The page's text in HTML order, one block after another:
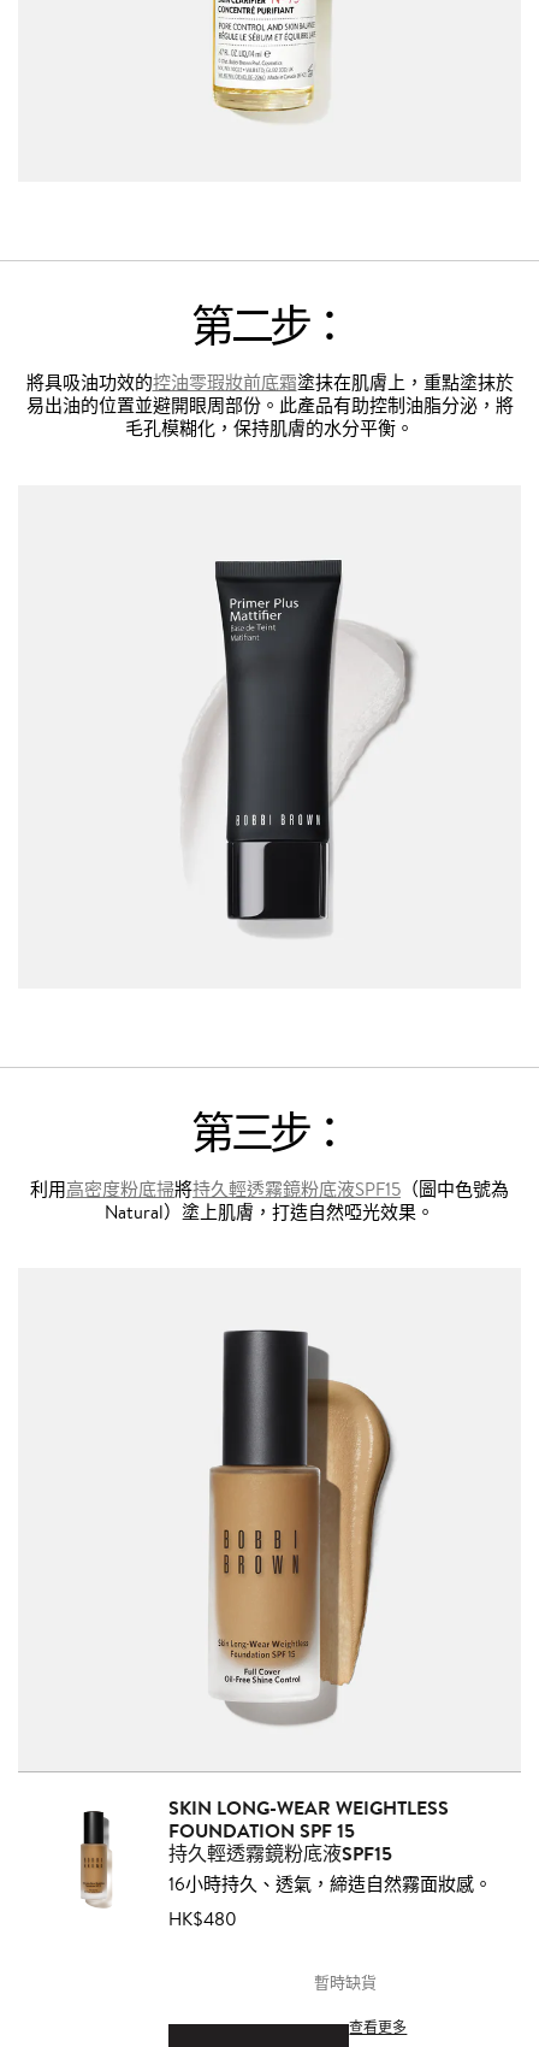
第二步：
將具吸油功效的控油零瑕妝前底霜塗抹在肌膚上，重點塗抹於
易出油的位置並避開眼周部份。此產品有助控制油脂分泌，將
毛孔模糊化，保持肌膚的水分平衡。
第三步：
利用高密度粉底掃將持久輕透霧鏡粉底液SPF15 （圖中色號為
Natural）塗上肌膚，打造自然啞光效果。
SKIN LONG-WEAR WEIGHTLESS
FOUNDATION SPF 15
持久輕透霧鏡粉底液SPF15
16小時持久、透氣，締造自然霧面妝感。
HK$480
暫時缺貨
查看更多